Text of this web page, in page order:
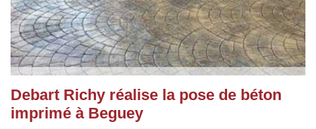
Debart Richy réalise la pose de béton
imprimé à Beguey